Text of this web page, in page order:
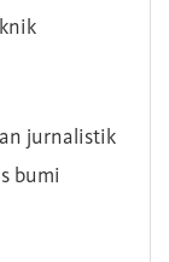
jurnalistik
bumi